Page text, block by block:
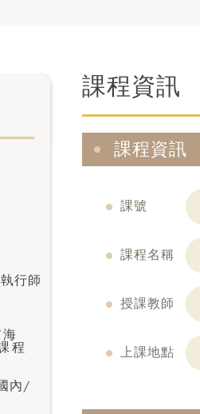
行師
程
內/
課程資訊
課程資訊
課號
課程名稱
授課教師
上課地點